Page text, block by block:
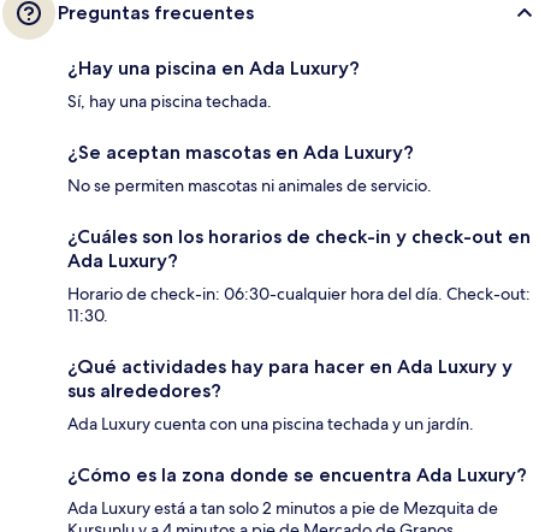
Preguntas frecuentes
¿Hay una piscina en Ada Luxury?
Sí, hay una piscina techada.
¿Se aceptan mascotas en Ada Luxury?
No se permiten mascotas ni animales de servicio.
¿Cuáles son los horarios de check-in y check-out en
Ada Luxury?
Horario de check-in: 06:30-cualquier hora del día. Check-out:
11:30.
¿Qué actividades hay para hacer en Ada Luxury y
sus alrededores?
Ada Luxury cuenta con una piscina techada y un jardín.
¿Cómo es la zona donde se encuentra Ada Luxury?
Ada Luxury está a tan solo 2 minutos a pie de Mezquita de